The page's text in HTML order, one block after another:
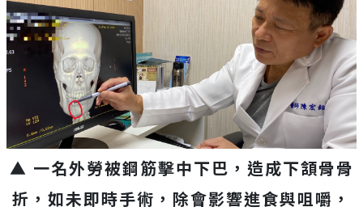
▲ 一名外勞被鋼筋擊中下巴， 造成下頷骨骨
折，如未即時手術，除會影響進食與咀嚼，